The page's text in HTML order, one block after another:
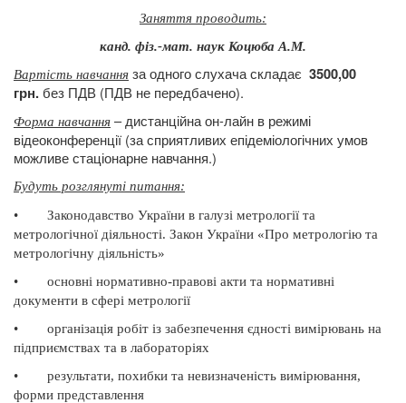
Заняття проводить:
канд. фіз.-мат. наук Коцюба А.М.
Вартість навчання за одного слухача складає 3500,00
грн. без ПДВ (ПДВ не передбачено).
Форма навчання – дистанційна он-лайн в режимі
відеоконференції (за сприятливих епідеміологічних умов
можливе стаціонарне навчання.)
Будуть розглянуті питання:
•
Законодавство України в галузі метрології та
метрологічної діяльності. Закон України «Про метрологію та
метрологічну діяльність»
•
основні нормативно-правові акти та нормативні
документи в сфері метрології
•
організація робіт із забезпечення єдності вимірювань на
підприємствах та в лабораторіях
•
результати, похибки та невизначеність вимірювання,
форми представлення